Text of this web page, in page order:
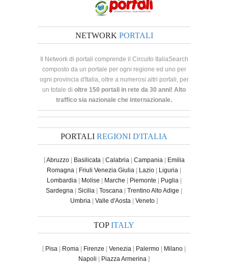
NETWORK PORTALI
Il Network di portali comprende il Circuito ItaliaSearch
composto da un portale per ogni regione ed uno per
ogni provincia d'Italia, oltre a numerosi altri portali, per
un totale di oltre 150 portali in rete da 30 anni! Alto
traffico sia nazionale che internazionale.
PORTALI REGIONI D'ITALIA
[Abruzzo| Basilicata | Calabria | Campania | Emilia
Romagna | Friuli Venezia Giulia | Lazio | Liguria |
Lombardia | Molise | Marche | Piemonte | Puglia |
Sardegna | Sicilia | Toscana | Trentino Alto Adige |
Umbria | Valle d'Aosta | Veneto ]
TOPITALY
[ Pisa | Roma | Firenze | Venezia | Palermo | Milano |
Napoli | Piazza Armerina ]